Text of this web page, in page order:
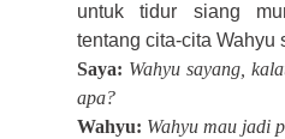
untuk tidur siang
tentang cita-cita Wahyu
Saya: Wahyu sayang,
apa?
Wahyu: Wahyu mau jadi